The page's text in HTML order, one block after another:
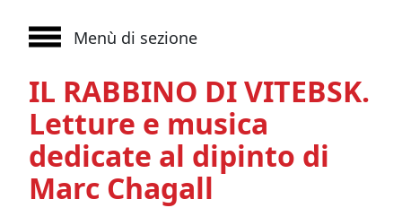
Menù di sezione
IL RABBINO DI VITEBSK.
Letture e musica
dedicate al dipinto di
Marc Chagall